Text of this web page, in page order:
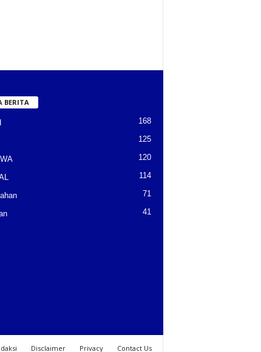
BERITA
168
125
120
114
71
41
Disclaimer Privacy Contact Us